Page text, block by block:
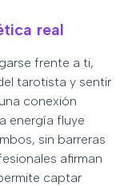
real
frente a ti,
tarotista y sentir
conexión
energía fluye
sin barreras
afirman
captar